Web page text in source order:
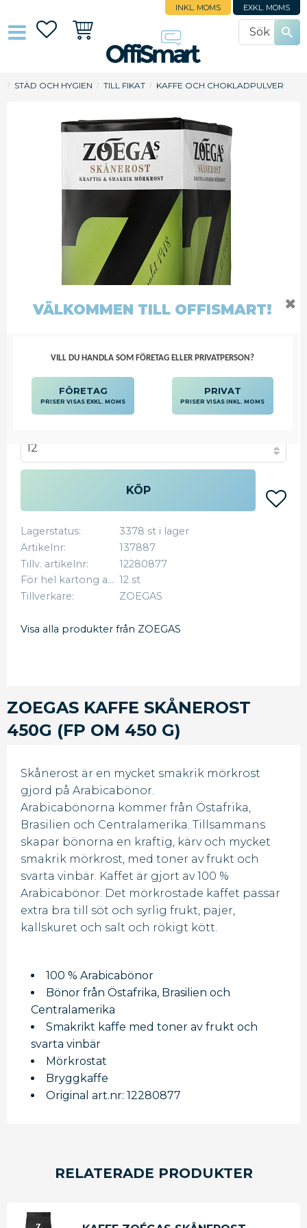
INKL. MOMS EXKL. MOMS
FavoriterKundvagn
STÄD OCH HYGIEN TILL FIKAT KAFFE OCH CHOKLADPULVER
110,77KR
KÖP
Lagerstatus
3378 st i lager
Artikelnr
137887
Tillv. artikelnr
12280877
För hel kartong ange 12 st
Tillverkare
ZOEGAS
Visa alla produkter från ZOEGAS
ZOEGAS KAFFE SKÅNEROST
450G (FP OM 450 G)
Skånerost är en mycket smakrik mörkrost
gjord på Arabicabönor.
Arabicabönorna kommer från Östafrika,
Brasilien och Centralamerika. Tillsammans
skapar bönorna en kraftig, kärv och mycket
smakrik mörkrost, med toner av frukt och
svarta vinbär. Kaffet är gjort av 100 %
Arabicabönor. Det mörkrostade kaffet passar
extra bra till söt och syrlig frukt, pajer,
kallskuret och salt och rökigt kött.
100 % Arabicabönor
Bönor från Östafrika, Brasilien och
Centralamerika
Smakrikt kaffe med toner av frukt och
svarta vinbär
Mörkrostat
Bryggkaffe
Original art.nr: 12280877
RELATERADE PRODUKTER
VÄLKOMMEN TILL OFFISMART!
VILL DU HANDLA SOM FÖRETAG ELLER PRIVATPERSON?
FÖRETAG
PRISER VISAS EXKL. MOMS
PRIVAT
PRISER VISAS INKL. MOMS
✖